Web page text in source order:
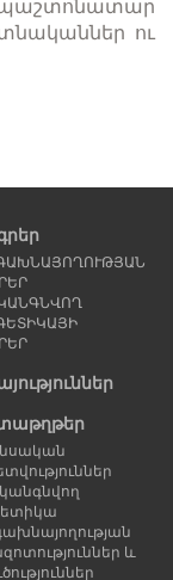
ու
և